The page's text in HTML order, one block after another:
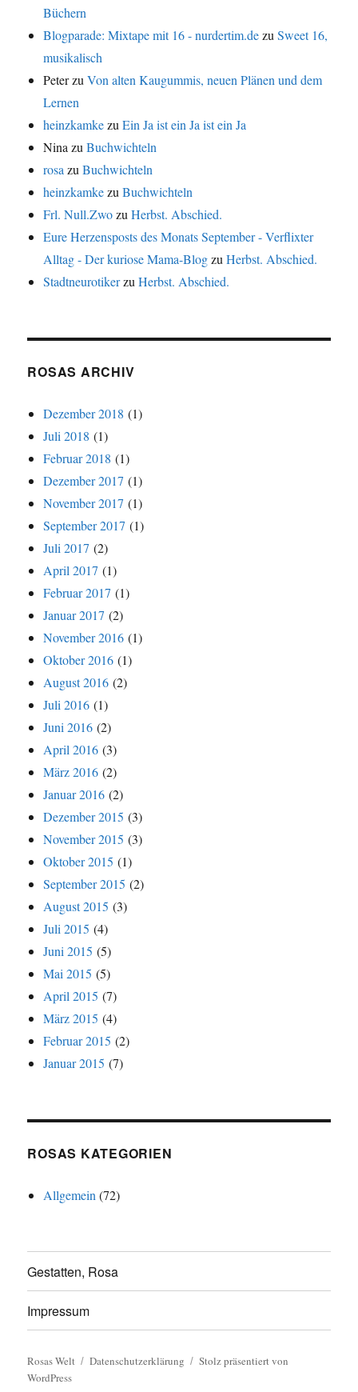
Büchern
Blogparade: Mixtape mit 16 - nurdertim.dezuSweet 16,
musikalisch
PeterzuVon alten Kaugummis, neuen Plänen und dem
Lernen
heinzkamkezuEin Ja ist ein Ja ist ein Ja
NinazuBuchwichteln
rosazuBuchwichteln
heinzkamkezuBuchwichteln
Frl. Null.ZwozuHerbst. Abschied.
Eure Herzensposts des Monats September - Verflixter
Alltag - Der kuriose Mama-BlogzuHerbst. Abschied.
StadtneurotikerzuHerbst. Abschied.
ROSAS ARCHIV
Dezember 2018 (1)
Juli 2018 (1)
Februar 2018 (1)
Dezember 2017 (1)
November 2017 (1)
September 2017 (1)
Juli 2017 (2)
April 2017 (1)
Februar 2017 (1)
Januar 2017 (2)
November 2016 (1)
Oktober 2016 (1)
August 2016 (2)
Juli 2016 (1)
Juni 2016 (2)
April 2016 (3)
März 2016 (2)
Januar 2016 (2)
Dezember 2015 (3)
November 2015 (3)
Oktober 2015 (1)
September 2015 (2)
August 2015 (3)
Juli 2015 (4)
Juni 2015 (5)
Mai 2015 (5)
April 2015 (7)
März 2015 (4)
Februar 2015 (2)
Januar 2015 (7)
ROSAS KATEGORIEN
Allgemein(72)
Gestatten, Rosa
Impressum
Rosas Welt Datenschutzerklärung
Stolz präsentiert von
WordPress